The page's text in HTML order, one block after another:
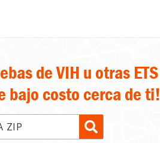
de VIH u otras ETS
bajo costo cerca de ti!
código postal